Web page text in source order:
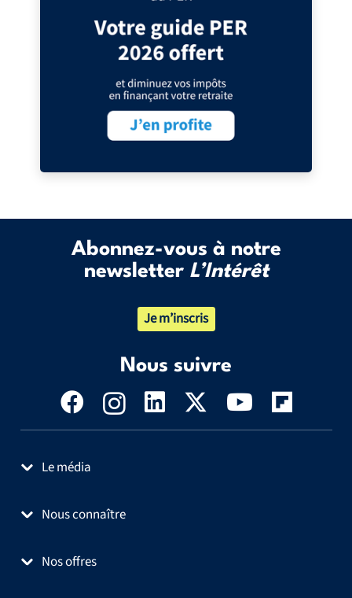
Abonnez-vous à notre
newsletter L’Intérêt
Je m’inscris
Nous suivre
Le média
Nous connaître
Nos offres